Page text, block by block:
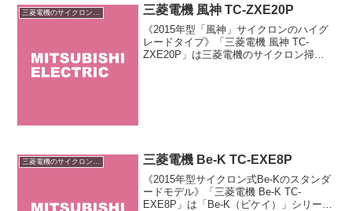
三菱電機 風神 TC-ZXE20P
《2015年型「風神」サイクロンのハイグ
レードタイプ》「三菱電機 風神 TC-
ZXE20P」は三菱電機のサイクロン掃除
三菱電機のサイクロン掃除機 三菱電機 Be-K TC-EXE8P
《2015年型サイクロン式Be-Kのスタンダ
ードモデル》「三菱電機 Be-K TC-
EXE8P」は「Be-K（ビケイ）」シリーズ